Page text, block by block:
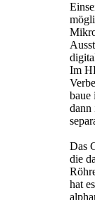
Im
baue
dann
Das
die
hat